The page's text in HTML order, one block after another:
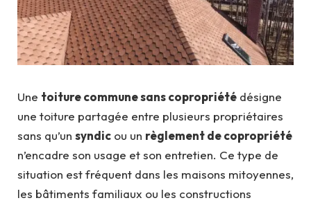
Une toiture commune sans copropriété désigne
une toiture partagée entre plusieurs propriétaires
sans qu’un syndic ou un règlement de copropriété
n’encadre son usage et son entretien. Ce type de
situation est fréquent dans les maisons mitoyennes,
les bâtiments familiaux ou les constructions